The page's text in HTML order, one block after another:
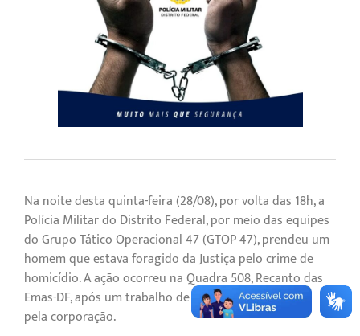
Na noite desta quinta-feira (28/08), por volta das 18h, a
Polícia Militar do Distrito Federal, por meio das equipes
do Grupo Tático Operacional 47 (GTOP 47), prendeu um
homem que estava foragido da Justiça pelo crime de
homicídio. A ação ocorreu na Quadra 508, Recanto das
Emas-DF, após um trabalho de inteligência realizado
pela corporação.